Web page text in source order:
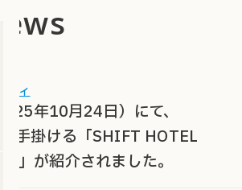
news
ティ
年10月24日）にて、
を手掛ける「SHIFT HOTEL
」が紹介されました。